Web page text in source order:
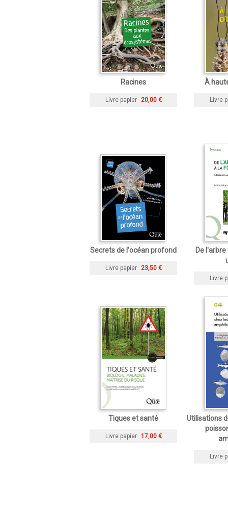
Racines
Livre papier 20,00 €
À
Livre
Secrets de l'océan profond
Livre papier 23,50 €
De
Livre
Tiques et santé
Livre papier 17,00 €
Utilisations
Livre